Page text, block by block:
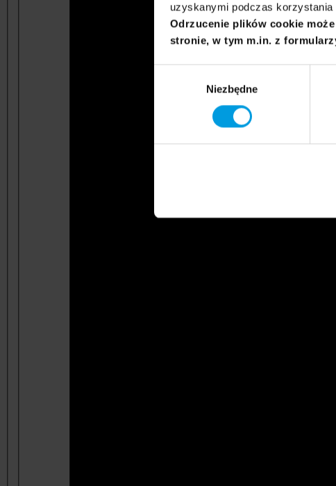
uzyskanymi podczas korzystania
Odrzucenie plików cookie
stronie, w tym m.in. z
Niezbędne